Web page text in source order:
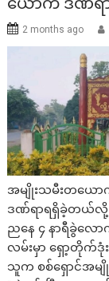
2 months ago
အမျိုးသမီးတယေ
ဒဏ်ရာရရှိခဲ့တယ်လို့
ညနေ ၄ နာရီခွဲလော
လမ်းမှာ ရှော့တိုက်ဒုံ
သူက စစ်ရှောင်အမ